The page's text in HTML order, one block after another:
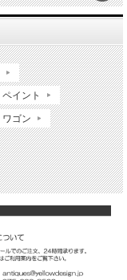
ペイント
ワゴン